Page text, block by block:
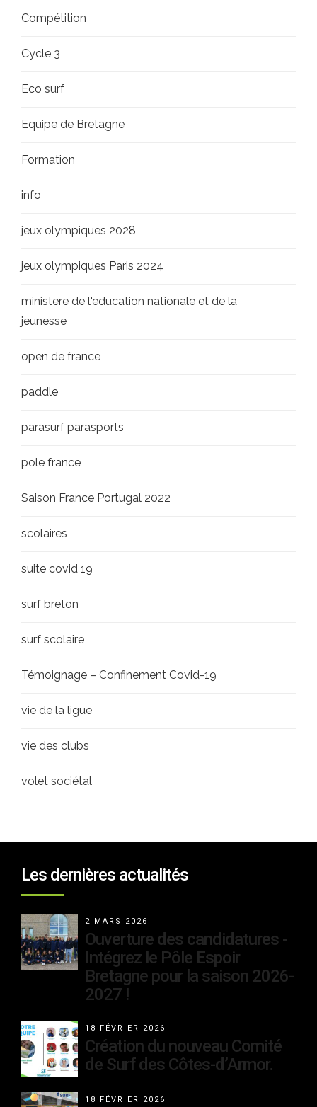
Compétition
Cycle 3
Eco surf
Equipe de Bretagne
Formation
info
jeux olympiques 2028
jeux olympiques Paris 2024
ministere de l'education nationale et de la
jeunesse
open de france
paddle
parasurf parasports
pole france
Saison France Portugal 2022
scolaires
suite covid 19
surf breton
surf scolaire
Témoignage – Confinement Covid-19
vie de la ligue
vie des clubs
volet sociétal
Les dernières actualités
2 MARS 2026
Ouverture des candidatures -
Intégrez le Pôle Espoir
Bretagne pour la saison 2026-
2027 !
18 FÉVRIER 2026
Création du nouveau Comité
de Surf des Côtes-d’Armor.
18 FÉVRIER 2026